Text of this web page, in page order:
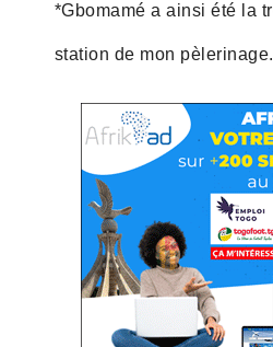
*Gbomamé a ainsi été la
station de mon